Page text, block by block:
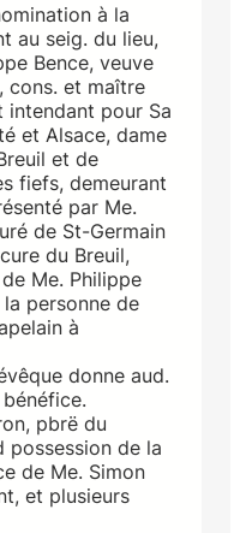
à la
au seig. du lieu,
Bence, veuve
cons. et maître
intendant pour Sa
et Alsace, dame
et de
fiefs, demeurant
par Me.
de St-Germain
du Breuil,
Me. Philippe
personne de
à
donne aud.
pbrë du
possession de la
de Me. Simon
et plusieurs